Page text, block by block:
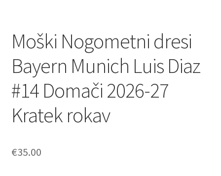
Moški Nogometni dresi
Bayern Munich Luis Diaz
#14 Domači 2026-27
Kratek rokav
€35.00